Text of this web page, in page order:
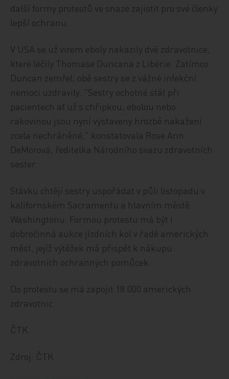
další formy protestů ve snaze zajistit pro své členky
lepší ochranu.
V USA se už virem eboly nakazily dvě zdravotnice,
které léčily Thomase Duncana z Libérie. Zatímco
Duncan zemřel, obě sestry se z vážné infekční
nemoci uzdravily. "Sestry ochotné stát při
pacientech ať už s chřipkou, ebolou nebo
rakovinou jsou nyní vystaveny hrozbě nakažení
zcela nechráněné," konstatovala Rose Ann
DeMorová, ředitelka Národního svazu zdravotních
sester.
Stávku chtějí sestry uspořádat v půli listopadu v
kalifornském Sacramentu a hlavním městě
Washingtonu. Formou protestu má být i
dobročinná aukce jízdních kol v řadě amerických
měst, jejíž výtěžek má přispět k nákupu
zdravotních ochranných pomůcek.
Do protestu se má zapojit 18.000 amerických
zdravotnic.
ČTK
Zdroj: ČTK